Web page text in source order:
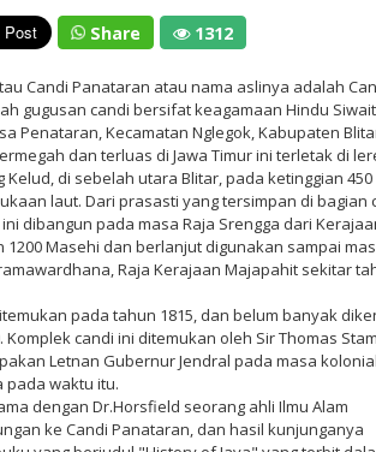
Share 1312
Candi Panataran atau nama aslinya adalah
gugusan candi bersifat keagamaan Hindu
Penataran, Kecamatan Nglegok, Kabupaten
dan terluas di Jawa Timur ini terletak di
di sebelah utara Blitar, pada ketinggian 450
laut. Dari prasasti yang tersimpan di bagian
dibangun pada masa Raja Srengga dari
1200 Masehi dan berlanjut digunakan sampai
Raja Kerajaan Majapahit sekitar
pada tahun 1815, dan belum banyak
Komplek candi ini ditemukan oleh Sir Thomas
Letnan Gubernur Jendral pada masa
pada waktu itu.
dengan Dr.Horsfield seorang ahli Ilmu Alam
ke Candi Panataran, dan hasil kunjunganya